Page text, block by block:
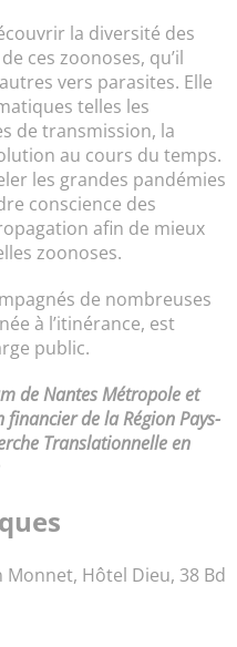
la diversité des
ces zoonoses, qu’il
vers parasites. Elle
telles les
de transmission, la
au cours du temps.
les grandes pandémies
conscience des
afin de mieux
zoonoses.
de nombreuses
à l’itinérance, est
public.
de Nantes Métropole et
de la Région Pays-
Translationnelle en
Monnet, Hôtel Dieu, 38 Bd